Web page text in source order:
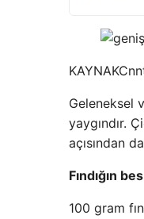
KAYNAK
Geleneksel
yaygındır.
açısından
Fındığın
100 gram